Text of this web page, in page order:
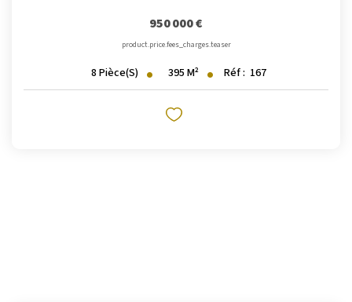
950 000 €
product.price.fees_charges.teaser
8 Pièce(s) 395 M² Réf : 167